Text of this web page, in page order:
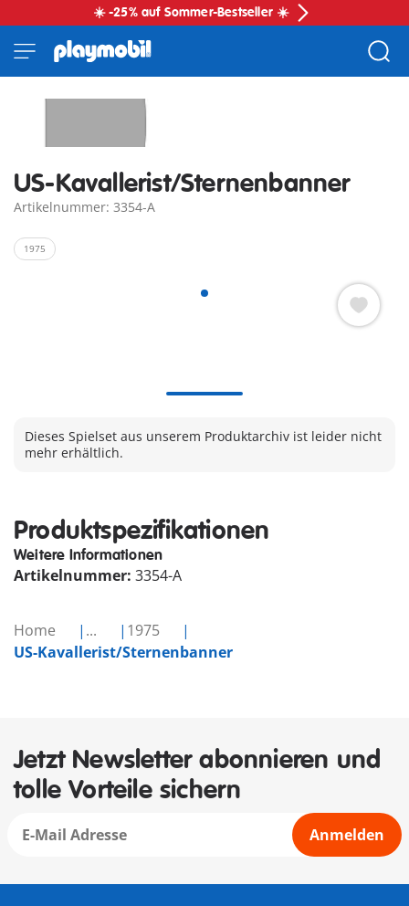
☀️ -25% auf Sommer-Bestseller ☀️
Home ...
1975
US-Kavallerist/Sternenbanner
US-Kavallerist/Sternenbanner
Artikelnummer: 3354-A
1975
Dieses Spielset aus unserem Produktarchiv ist leider nicht
mehr erhältlich.
Produktspezifikationen
Weitere Informationen
Artikelnummer: 3354-A
Jetzt Newsletter abonnieren und
tolle Vorteile sichern
Anmelden